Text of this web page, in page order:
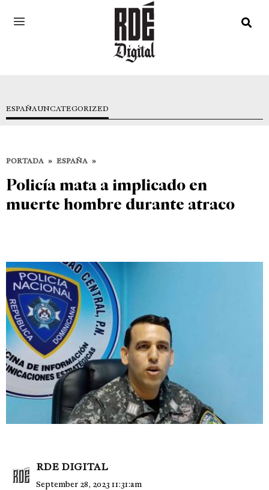
ESPAÑAUNCATEGORIZED
PORTADA » ESPAÑA »
Policía mata a implicado en
muerte hombre durante atraco
RDE DIGITAL
September 28, 2023 11:31:am